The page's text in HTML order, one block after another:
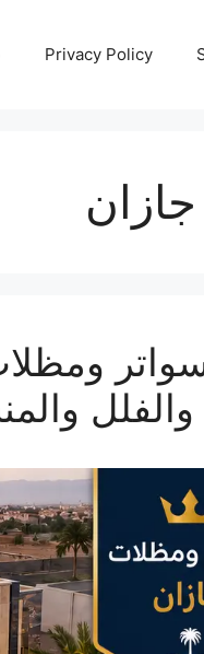
Privacy Policy
والفلل